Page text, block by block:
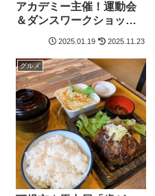
アカデミー主催！運動会
＆ダンスワークショッ
2025.01.19 2025.11.23
グルメ